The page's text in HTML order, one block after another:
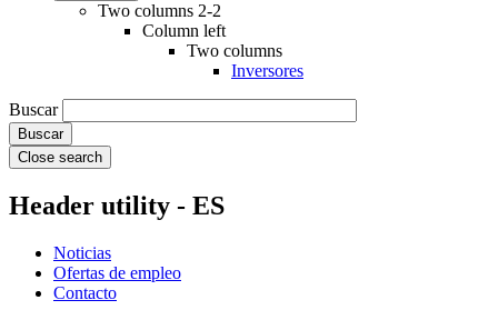
Two columns 2-2
Column left
Two columns
Inversores
Buscar
Close search
Header utility - ES
Noticias
Ofertas de empleo
Contacto